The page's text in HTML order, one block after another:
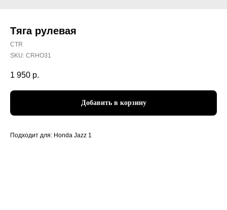
Тяга рулевая
CTR
SKU: CRHO31
1 950 р.
Добавить в корзину
Подходит для: Honda Jazz 1